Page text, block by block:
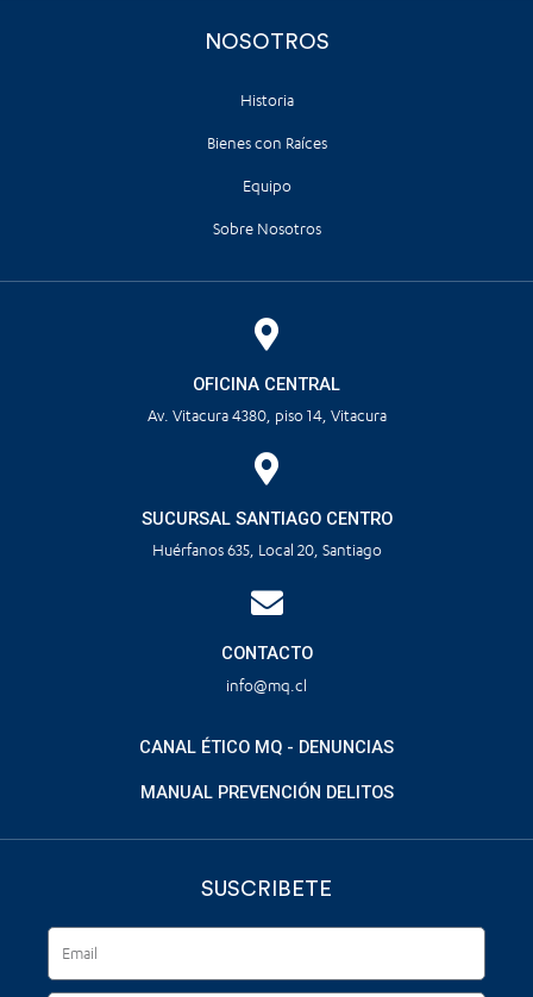
NOSOTROS
Historia
Bienes con Raíces
Equipo
Sobre Nosotros
OFICINA CENTRAL
Av. Vitacura 4380, piso 14, Vitacura
SUCURSAL SANTIAGO CENTRO
Huérfanos 635, Local 20, Santiago
CONTACTO
info@mq.cl
CANAL ÉTICO MQ - DENUNCIAS
MANUAL PREVENCIÓN DELITOS
SUSCRIBETE